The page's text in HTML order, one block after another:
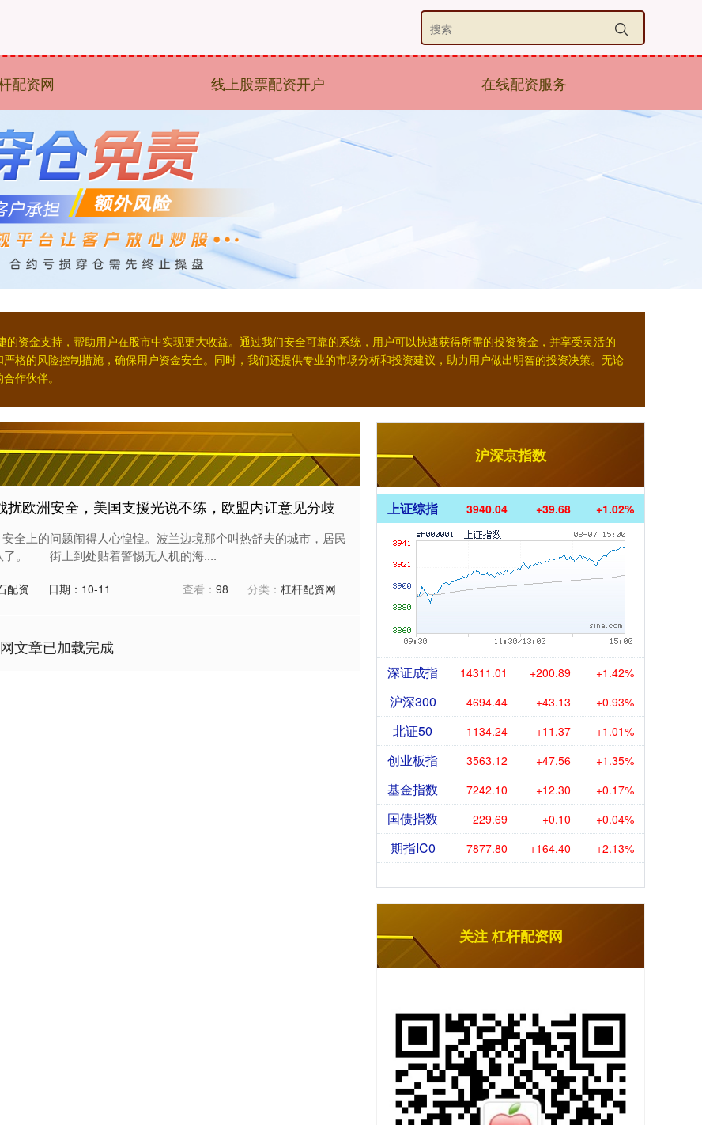
配资网 线上股票配资开户 在线配资服务
资金支持，帮助用户在股市中实现更大收益。通过我们安全可靠的系统，用户可以快速获得所需的投资资金，并享受灵活的
格的风险控制措施，确保用户资金安全。同时，我们还提供专业的市场分析和投资建议，助力用户做出明智的投资决策。无论
作伙伴。
扰欧洲安全，美国支援光说不练，欧盟内讧意见分歧
上的问题闹得人心惶惶。波兰边境那个叫热舒夫的城市，居民
了。 街上到处贴着警惕无人机的海....
配资 日期：10-11 查看： 98 分类： 杠杆配资网
文章已加载完成
沪深京指数
上证综指 3940.04 +39.68 +1.02%
深证成指 14311.01 +200.89 +1.42%
沪深300 4694.44 +43.13 +0.93%
北证50 1134.24 +11.37 +1.01%
创业板指 3563.12 +47.56 +1.35%
基金指数 7242.10 +12.30 +0.17%
国债指数 229.69 +0.10 +0.04%
期指IC0 7877.80 +164.40 +2.13%
关注 杠杆配资网